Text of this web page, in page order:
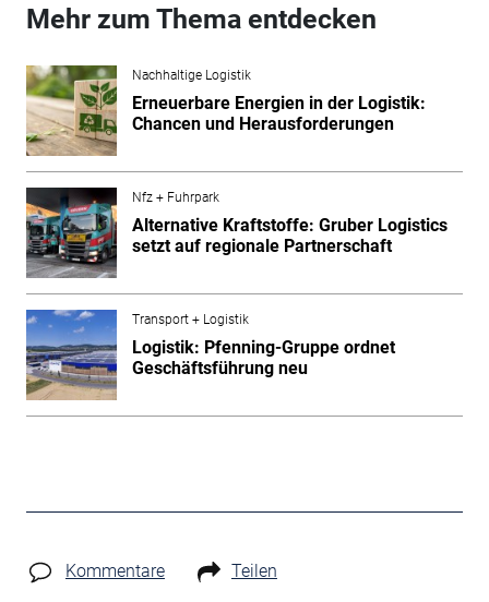
Mehr zum Thema entdecken
Nachhaltige Logistik
Erneuerbare Energien in der Logistik:
Chancen und Herausforderungen
Nfz + Fuhrpark
Alternative Kraftstoffe: Gruber Logistics
setzt auf regionale Partnerschaft
Transport + Logistik
Logistik: Pfenning-Gruppe ordnet
Geschäftsführung neu
Kommentare Teilen